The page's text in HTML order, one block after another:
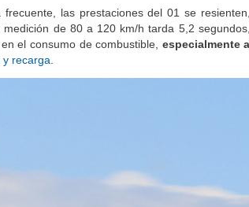
las prestaciones del 01 se resienten,
de 80 a 120 km/h tarda 5,2
el consumo de combustible, especialmente
y recarga.